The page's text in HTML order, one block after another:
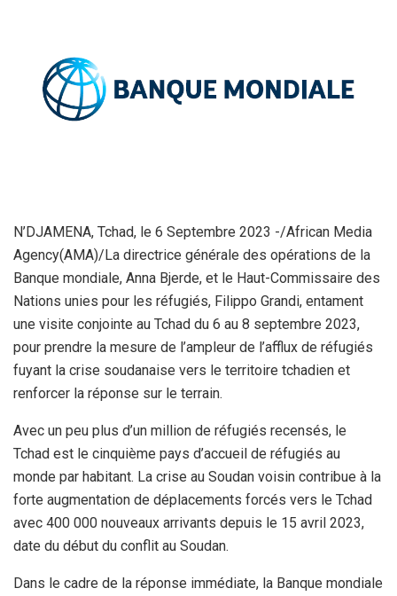
N’DJAMENA, Tchad, le 6 Septembre 2023 -/African Media
Agency(AMA)/La directrice générale des opérations de la
Banque mondiale, Anna Bjerde, et le Haut-Commissaire des
Nations unies pour les réfugiés, Filippo Grandi, entament
une visite conjointe au Tchad du 6 au 8 septembre 2023,
pour prendre la mesure de l’ampleur de l’afflux de réfugiés
fuyant la crise soudanaise vers le territoire tchadien et
renforcer la réponse sur le terrain.
Avec un peu plus d’un million de réfugiés recensés, le
Tchad est le cinquième pays d’accueil de réfugiés au
monde par habitant. La crise au Soudan voisin contribue à la
forte augmentation de déplacements forcés vers le Tchad
avec 400 000 nouveaux arrivants depuis le 15 avril 2023,
date du début du conflit au Soudan.
Dans le cadre de la réponse immédiate, la Banque mondiale